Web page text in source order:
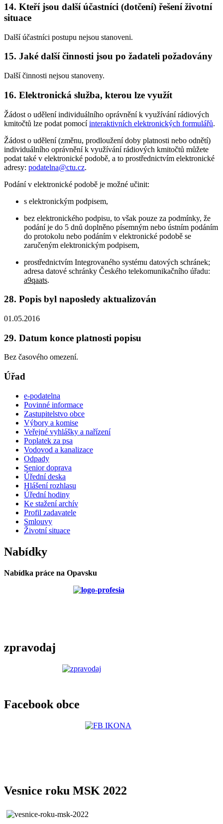
14. Kteří jsou další účastníci (dotčení) řešení životní
situace
Další účastníci postupu nejsou stanoveni.
15. Jaké další činnosti jsou po žadateli požadovány
Další činnosti nejsou stanoveny.
16. Elektronická služba, kterou lze využít
Žádost o udělení individuálního oprávnění k využívání rádiových
kmitočtů lze podat pomocíinteraktivních elektronických formulářů.
Žádost o udělení (změnu, prodloužení doby platnosti nebo odnětí)
individuálního oprávnění k využívání rádiových kmitočtů můžete
podat také v elektronické podobě, a to prostřednictvím elektronické
adresy: podatelna@ctu.cz.
Podání v elektronické podobě je možné učinit:
s elektronickým podpisem,
bez elektronického podpisu, to však pouze za podmínky, že
podání je do 5 dnů doplněno písemným nebo ústním podáním
do protokolu nebo podáním v elektronické podobě se
zaručeným elektronickým podpisem,
prostřednictvím Integrovaného systému datových schránek;
adresa datové schránky Českého telekomunikačního úřadu:
a9qaats.
28. Popis byl naposledy aktualizován
01.05.2016
29. Datum konce platnosti popisu
Bez časového omezení.
Úřad
e-podatelna
Povinné informace
Zastupitelstvo obce
Výbory a komise
Veřejné vyhlášky a nařízení
Poplatek za psa
Vodovod a kanalizace
Odpady
Senior doprava
Úřední deska
Hlášení rozhlasu
Úřední hodiny
Ke stažení archív
Profil zadavatele
Smlouvy
Životní situace
Nabídky
Nabídka práce na Opavsku
zpravodaj
Facebook obce
Vesnice roku MSK 2022